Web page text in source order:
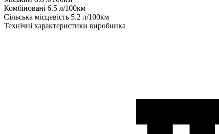
Комбіновані 6.5 л/100км
Сільська місцевість 5.2 л/100км
Технічні характеристики виробника